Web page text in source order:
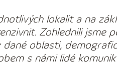
lokalit a na
Zohlednili jsme
oblasti,
s námi lidé